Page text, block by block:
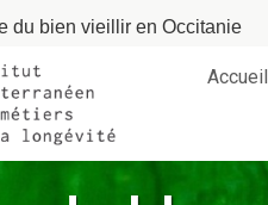
du bien vieillir en Occitanie
Accueil